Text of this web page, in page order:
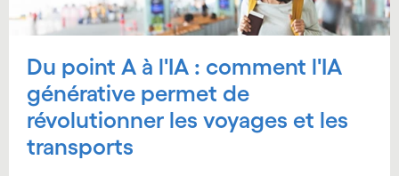
Du point A à l'IA : comment l'IA
générative permet de
révolutionner les voyages et les
transports